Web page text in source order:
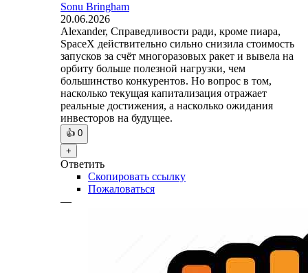
Sonu Bringham
20.06.2026
Alexander, Справедливости ради, кроме пиара,
SpaceX действительно сильно снизила стоимость
запусков за счёт многоразовых ракет и вывела на
орбиту больше полезной нагрузки, чем
большинство конкурентов. Но вопрос в том,
насколько текущая капитализация отражает
реальные достижения, а насколько ожидания
инвесторов на будущее.
👍 0
+
Ответить
Скопировать ссылку
Пожаловаться
—